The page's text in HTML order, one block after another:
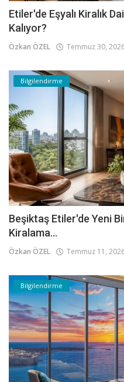
Etiler'de Eşyalı Kiralık
Kalıyor?
Özkan ÖZEL Temmuz 30,
Bilgilendirme
Beşiktaş Etiler'de Yeni
Kiralama...
Özkan ÖZEL Temmuz 11,
Bilgilendirme